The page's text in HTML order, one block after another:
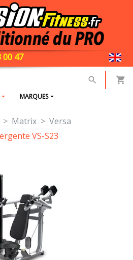
47
MARQUES
Matrix
Versa
VS-S23